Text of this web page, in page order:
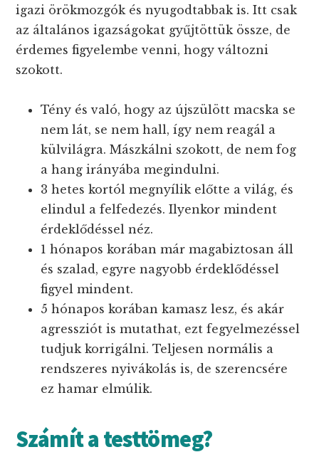
igazi örökmozgók és nyugodtabbak is. Itt csak
az általános igazságokat gyűjtöttük össze, de
érdemes figyelembe venni, hogy változni
szokott.
Tény és való, hogy az újszülött macska se
nem lát, se nem hall, így nem reagál a
külvilágra. Mászkálni szokott, de nem fog
a hang irányába megindulni.
3 hetes kortól megnyílik előtte a világ, és
elindul a felfedezés. Ilyenkor mindent
érdeklődéssel néz.
1 hónapos korában már magabiztosan áll
és szalad, egyre nagyobb érdeklődéssel
figyel mindent.
5 hónapos korában kamasz lesz, és akár
agressziót is mutathat, ezt fegyelmezéssel
tudjuk korrigálni. Teljesen normális a
rendszeres nyivákolás is, de szerencsére
ez hamar elmúlik.
Számít a testtömeg?